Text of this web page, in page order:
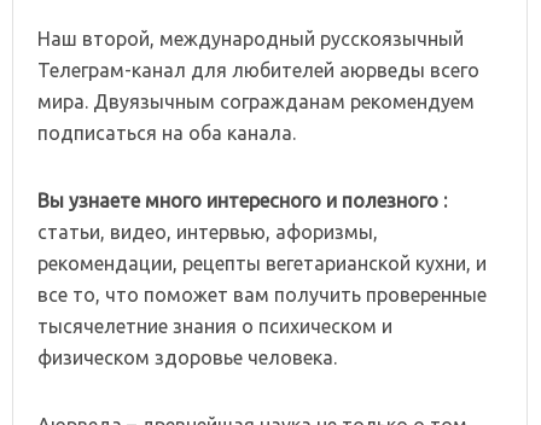
Наш второй, международный русскоязычный
Телеграм-канал для любителей аюрведы всего
мира. Двуязычным согражданам рекомендуем
подписаться на оба канала.
Вы узнаете много интересного и полезного :
статьи, видео, интервью, афоризмы,
рекомендации, рецепты вегетарианской кухни, и
все то, что поможет вам получить проверенные
тысячелетние знания о психическом и
физическом здоровье человека.